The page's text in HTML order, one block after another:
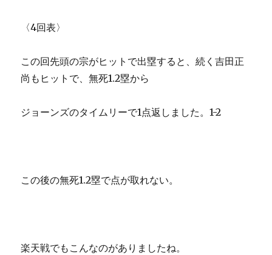
〈4回表〉
この回先頭の宗がヒットで出塁すると、続く吉田正
尚もヒットで、無死1.2塁から
ジョーンズのタイムリーで1点返しました。1-2
この後の無死1.2塁で点が取れない。
楽天戦でもこんなのがありましたね。